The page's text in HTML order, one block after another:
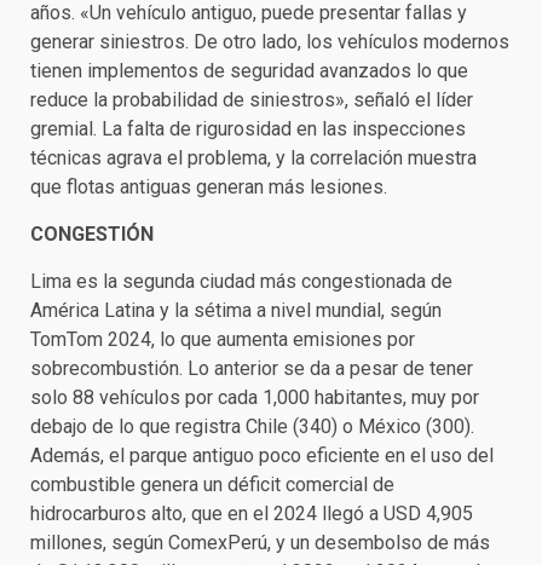
años. «Un vehículo antiguo, puede presentar fallas y
generar siniestros. De otro lado, los vehículos modernos
tienen implementos de seguridad avanzados lo que
reduce la probabilidad de siniestros», señaló el líder
gremial. La falta de rigurosidad en las inspecciones
técnicas agrava el problema, y la correlación muestra
que flotas antiguas generan más lesiones.
CONGESTIÓN
Lima es la segunda ciudad más congestionada de
América Latina y la sétima a nivel mundial, según
TomTom 2024, lo que aumenta emisiones por
sobrecombustión. Lo anterior se da a pesar de tener
solo 88 vehículos por cada 1,000 habitantes, muy por
debajo de lo que registra Chile (340) o México (300).
Además, el parque antiguo poco eficiente en el uso del
combustible genera un déficit comercial de
hidrocarburos alto, que en el 2024 llegó a USD 4,905
millones, según ComexPerú, y un desembolso de más